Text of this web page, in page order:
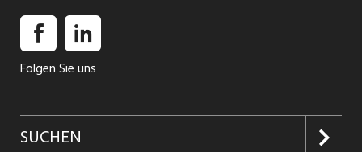
Folgen Sie uns
SUCHEN